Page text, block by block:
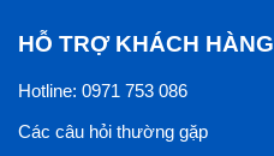
HỖ TRỢ KHÁCH HÀNG
Hotline: 0971 753 086
Các câu hỏi thường gặp